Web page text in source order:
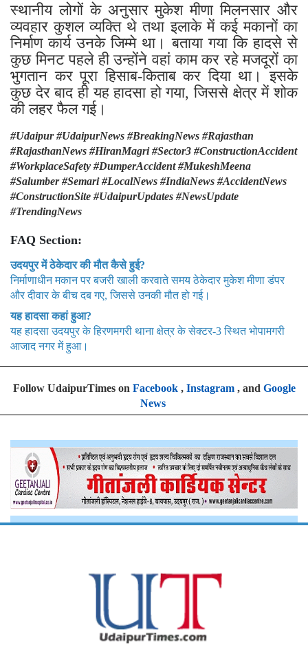
स्थानीय लोगों के अनुसार मुकेश मीणा मिलनसार और
व्यवहार कुशल व्यक्ति थे तथा इलाके में कई मकानों का
निर्माण कार्य उनके जिम्मे था। बताया गया कि हादसे से
कुछ मिनट पहले ही उन्होंने वहां काम कर रहे मजदूरों का
भुगतान कर पूरा हिसाब-किताब कर दिया था। इसके
कुछ देर बाद ही यह हादसा हो गया, जिससे क्षेत्र में शोक
की लहर फैल गई।
#Udaipur #UdaipurNews #BreakingNews #Rajasthan
#RajasthanNews #HiranMagri #Sector3 #ConstructionAccident
#WorkplaceSafety #DumperAccident #MukeshMeena
#Salumber #Semari #LocalNews #IndiaNews #AccidentNews
#ConstructionSite #UdaipurUpdates #NewsUpdate
#TrendingNews
FAQ Section:
उदयपुर में ठेकेदार की मौत कैसे हुई?
निर्माणाधीन मकान पर बजरी खाली करवाते समय ठेकेदार मुकेश मीणा डंपर
और दीवार के बीच दब गए, जिससे उनकी मौत हो गई।
यह हादसा कहां हुआ?
यह हादसा उदयपुर के हिरणमगरी थाना क्षेत्र के सेक्टर-3 स्थित भोपामगरी
आजाद नगर में हुआ।
Follow UdaipurTimes on Facebook, Instagram, and Google
News